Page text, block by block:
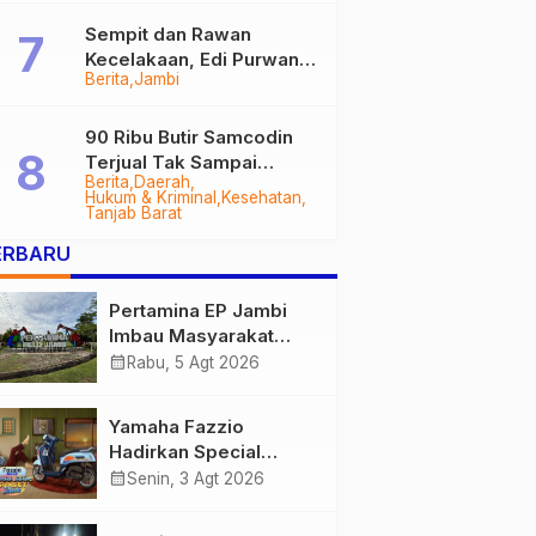
Berita Jambi
Sempit dan Rawan
Kecelakaan, Edi Purwanto
Targetkan Jalan Lintas
2028
Berita Daerah
Hukum & Kriminal
Kesehatan
Tanjab Barat
90 Ribu Butir Samcodin
Terjual Tak Sampai
Setahun, Indra Safari
Desak Audit Menyeluruh
Pertamina EP Jambi
Imbau Masyarakat
Tidak Beraktivitas di
Bersama
calendar_month Rabu, 5 Agt 2026
Yamaha Fazzio
Hadirkan Special
Edition Sunset Blue,
calendar_monthSenin, 3 Agt 2026